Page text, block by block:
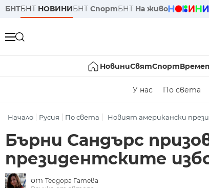
БНТБНТ НОВИНИБНТ СпортБНТ На живо
НовиниСвятСпорт
У нас По света
Начало Русия По света Новият американски
Бърни Сандърс
президентските
от Теодора Гатева